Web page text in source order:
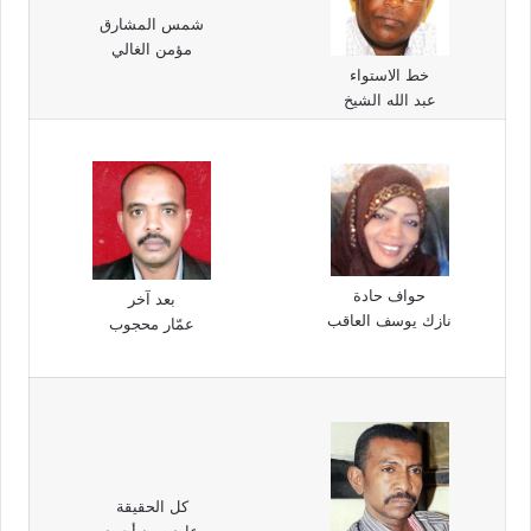
خط الاستواء
عبد الله الشيخ
شمس المشارق
مؤمن الغالي
حواف حادة
نازك يوسف العاقب
بعد آخر
عمّار محجوب
كل الحقيقة